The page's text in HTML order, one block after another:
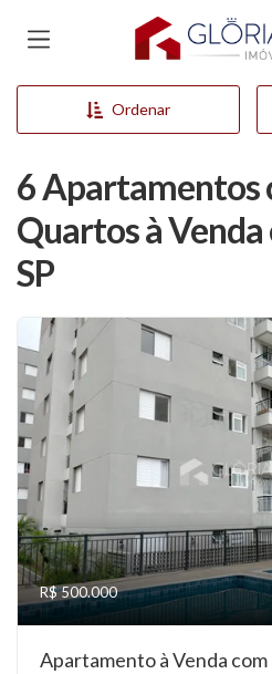
Página inicial
Ordenar
6 Apartamentos
Quartos à Venda
SP
R$ 500.000
Apartamento à Venda com